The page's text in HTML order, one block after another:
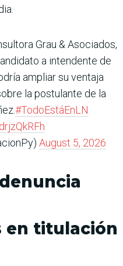
Grau & Asociados,
a intendente de
ampliar su ventaja
la postulante de la
#TodoEstáEnLN
August 5, 2026
en titulación